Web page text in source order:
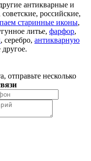
антикварные и
российские,
старинные иконы,
литье, фарфор,
, серебро, антикварную
отправьте несколько